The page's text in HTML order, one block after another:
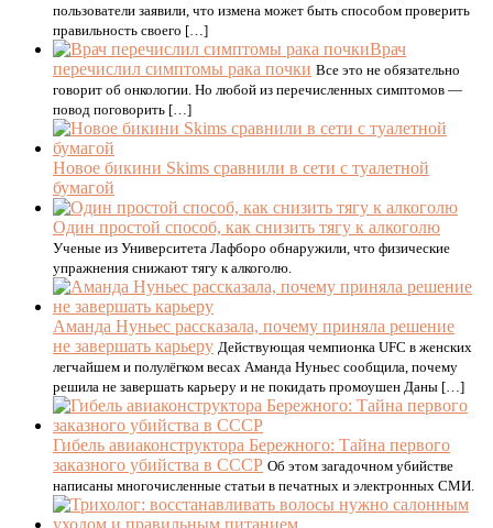
пользователи заявили, что измена может быть способом проверить
правильность своего […]
Врач
перечислил симптомы рака почки Все это не обязательно
говорит об онкологии. Но любой из перечисленных симптомов —
повод поговорить […]
Новое бикини Skims сравнили в сети с туалетной
бумагой
Один простой способ, как снизить тягу к алкоголю
Ученые из Университета Лафборо обнаружили, что физические
упражнения снижают тягу к алкоголю.
Аманда Нуньес рассказала, почему приняла решение
не завершать карьеру Действующая чемпионка UFC в женских
легчайшем и полулёгком весах Аманда Нуньес сообщила, почему
решила не завершать карьеру и не покидать промоушен Даны […]
Гибель авиаконструктора Бережного: Тайна первого
заказного убийства в СССР Об этом загадочном убийстве
написаны многочисленные статьи в печатных и электронных СМИ.